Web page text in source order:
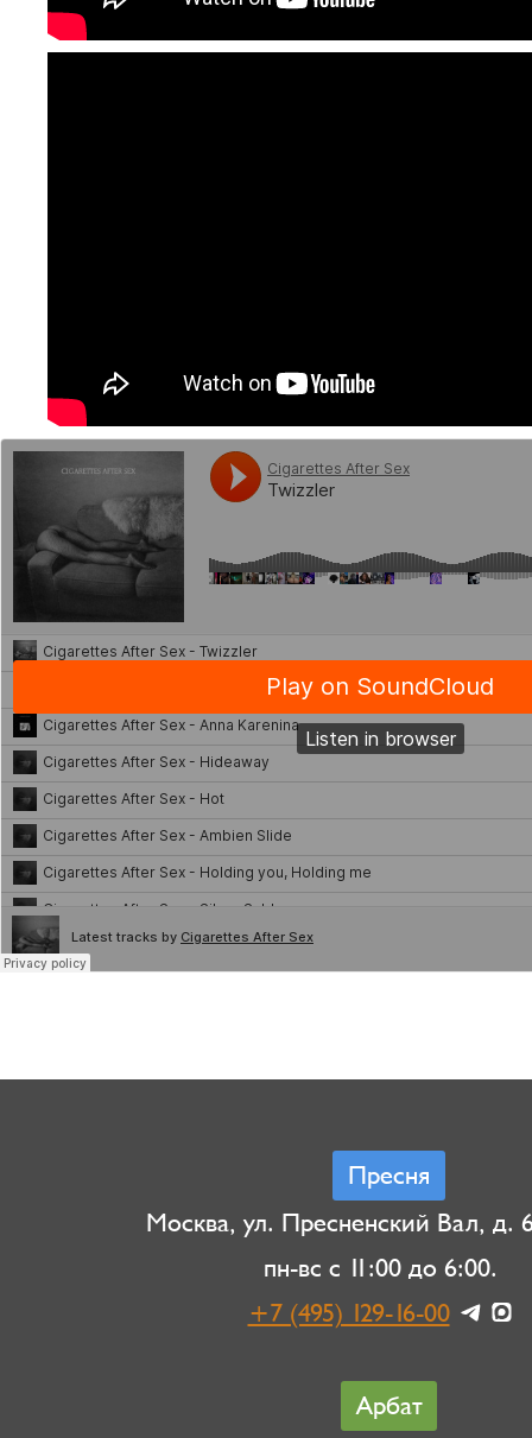
Пресня
Москва, ул. Пресненский Вал, д.
пн-вс с 11:00 до 6:00.
+7 (495) 129-16-00
Арбат